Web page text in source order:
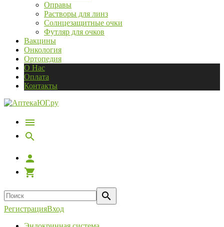
Оправы
Растворы для линз
Солнцезащитные очки
Футляр для очков
Вакцины
Онкология
Ортопедия
О Нас
Оплата
Контакты
РегистрацияВход